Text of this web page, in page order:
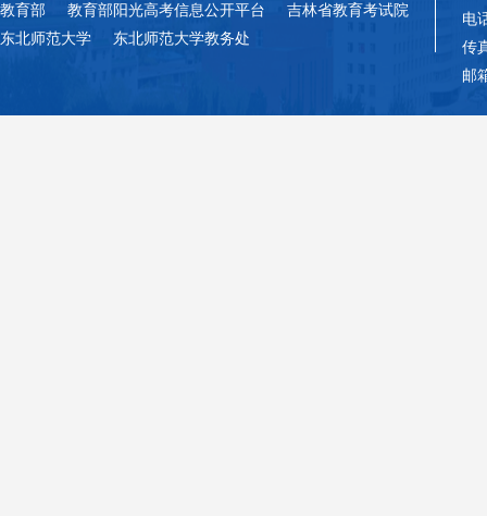
教育部 教育部阳光高考信息公开平台
吉林省教育考试院
东北师范大学
东北师范大学教务处
电
传
邮